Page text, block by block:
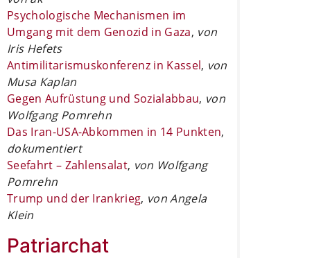
Psychologische Mechanismen im
Umgang mit dem Genozid in Gaza, von
Iris Hefets
Antimilitarismuskonferenz in Kassel, von
Musa Kaplan
Gegen Aufrüstung und Sozialabbau, von
Wolfgang Pomrehn
Das Iran-USA-Abkommen in 14 Punkten,
dokumentiert
Seefahrt – Zahlensalat, von Wolfgang
Pomrehn
Trump und der Irankrieg, von Angela
Klein
Patriarchat